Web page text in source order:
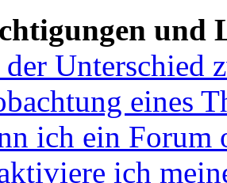
und
Unterschied
eines
ich ein Forum
ich